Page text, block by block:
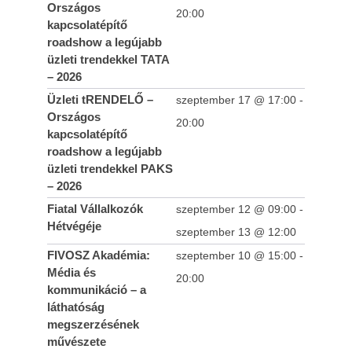
Országos
kapcsolatépítő
roadshow a legújabb
üzleti trendekkel TATA
– 2026
20:00
Üzleti tRENDELŐ –
Országos
kapcsolatépítő
roadshow a legújabb
üzleti trendekkel PAKS
– 2026
szeptember 17 @ 17:00 -
20:00
Fiatal Vállalkozók
Hétvégéje
szeptember 12 @ 09:00 -
szeptember 13 @ 12:00
FIVOSZ Akadémia:
Média és
kommunikáció – a
láthatóság
megszerzésének
művészete
szeptember 10 @ 15:00 -
20:00